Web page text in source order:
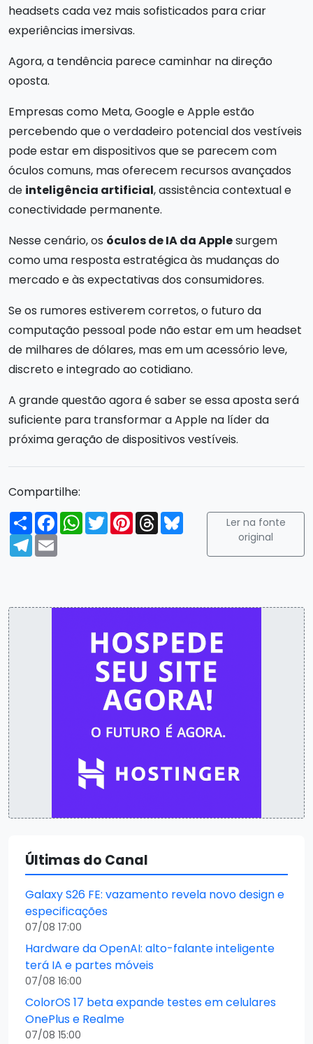
headsets cada vez mais sofisticados para criar
experiências imersivas.
Agora, a tendência parece caminhar na direção
oposta.
Empresas como Meta, Google e Apple estão
percebendo que o verdadeiro potencial dos vestíveis
pode estar em dispositivos que se parecem com
óculos comuns, mas oferecem recursos avançados
de inteligência artificial, assistência contextual e
conectividade permanente.
Nesse cenário, os óculos de IA da Applesurgem
como uma resposta estratégica às mudanças do
mercado e às expectativas dos consumidores.
Se os rumores estiverem corretos, o futuro da
computação pessoal pode não estar em um headset
de milhares de dólares, mas em um acessório leve,
discreto e integrado ao cotidiano.
A grande questão agora é saber se essa aposta será
suficiente para transformar a Apple na líder da
próxima geração de dispositivos vestíveis.
Compartilhe:
Compartilhar
FacebookWhatsApp
TwitterPinterest
ThreadsBluesky
Telegram
Email
Ler na fonte
original
Últimas do Canal
Galaxy S26 FE: vazamento revela novo design e
especificações
07/08 17:00
Hardware da OpenAI: alto-falante inteligente
terá IA e partes móveis
07/08 16:00
ColorOS 17 beta expande testes em celulares
OnePlus e Realme
07/08 15:00